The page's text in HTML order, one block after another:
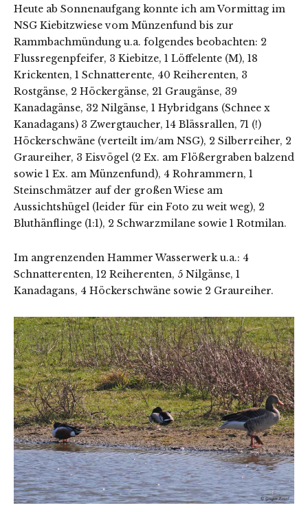
Heute ab Sonnenaufgang konnte ich am Vormittag im
NSG Kiebitzwiese vom Münzenfund bis zur
Rammbachmündung u.a. folgendes beobachten: 2
Flussregenpfeifer, 3 Kiebitze, 1 Löffelente (M), 18
Krickenten, 1 Schnatterente, 40 Reiherenten, 3
Rostgänse, 2 Höckergänse, 21 Graugänse, 39
Kanadagänse, 32 Nilgänse, 1 Hybridgans (Schnee x
Kanadagans) 3 Zwergtaucher, 14 Blässrallen, 71 (!)
Höckerschwäne (verteilt im/am NSG), 2 Silberreiher, 2
Graureiher, 3 Eisvögel (2 Ex. am Flößergraben balzend
sowie 1 Ex. am Münzenfund), 4 Rohrammern, 1
Steinschmätzer auf der großen Wiese am
Aussichtshügel (leider für ein Foto zu weit weg), 2
Bluthänflinge (1:1), 2 Schwarzmilane sowie 1 Rotmilan.
Im angrenzenden Hammer Wasserwerk u.a.: 4
Schnatterenten, 12 Reiherenten, 5 Nilgänse, 1
Kanadagans, 4 Höckerschwäne sowie 2 Graureiher.